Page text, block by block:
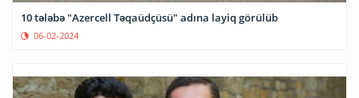
10 tələbə "Azercell Təqaüdçüsü" adına layiq görülüb
06-02-2024